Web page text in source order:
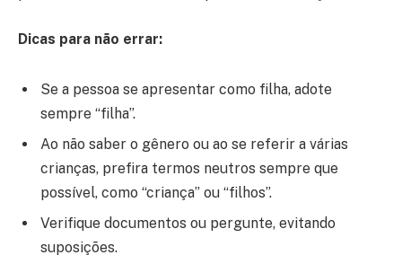
Dicas para não errar:
Se a pessoa se apresentar como filha, adote
sempre “filha”.
Ao não saber o gênero ou ao se referir a várias
crianças, prefira termos neutros sempre que
possível, como “criança” ou “filhos”.
Verifique documentos ou pergunte, evitando
suposições.